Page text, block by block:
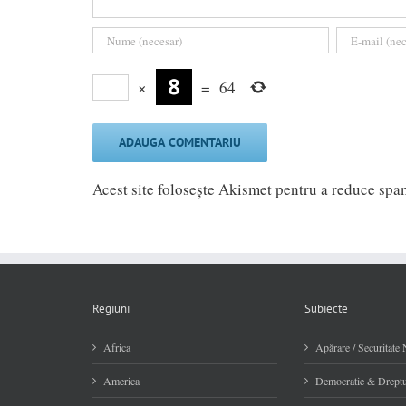
× = 64
Acest site folosește Akismet pentru a reduce
Regiuni
Africa
America
Subiecte
Apărare / Securitate
Democratie &